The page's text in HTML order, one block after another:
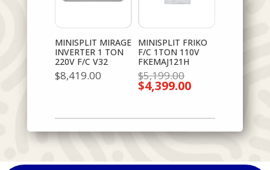
MINISPLIT MIRAGE
INVERTER 1 TON
220V F/C V32
$8,419.00
MINISPLIT FRIKO
F/C 1TON 110V
FKEMAJ121H
$5,199.00El
precio
original
$4,399.00El
$4,399.00.